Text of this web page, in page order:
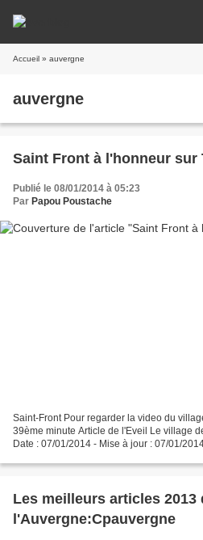
Accueil » auvergne
auvergne
Saint Front à l'honneur sur
Publié le 08/01/2014 à 05:23
Par Papou Poustache
Saint-Front Pour regarder la video du
39ème minute Article de l'Eveil Le village
Date : 07/01/2014 - Mise à jour : 07/01/
Les meilleurs articles 2013
l'Auvergne:Cpauvergne